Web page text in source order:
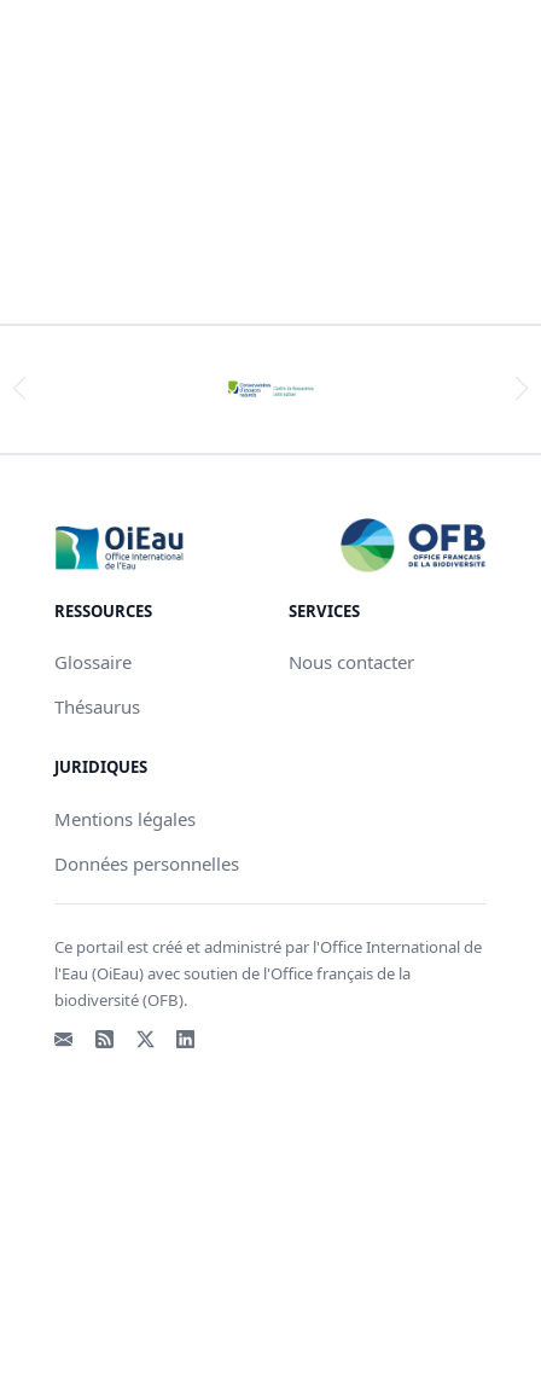
RESSOURCES
Glossaire
Thésaurus
SERVICES
Nous contacter
JURIDIQUES
Mentions légales
Données personnelles
Ce portail est créé et administré par l'Office International de
l'Eau (OiEau) avec soutien de l'Office français de la
biodiversité (OFB).